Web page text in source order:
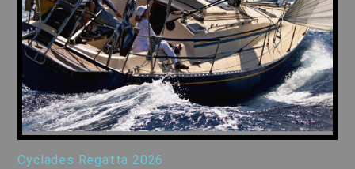
Cyclades Regatta 2026